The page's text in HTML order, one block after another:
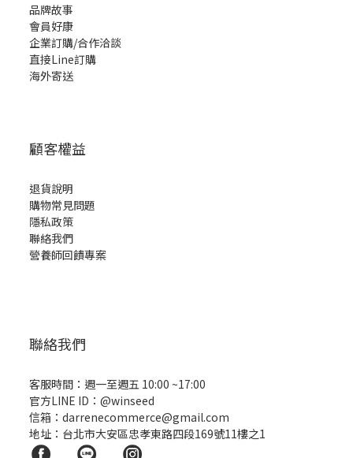
品牌故事
會員好康
企業訂購/合作洽談
直接Line訂購
海外寄送
顧客權益
退貨說明
購物常見問題
隱私政策
聯絡我們
營養師回饋專案
聯絡我們
客服時間：週一至週五 10:00 ~17:00
官方LINE ID： @winseed
信箱：darrenecommerce@gmail.com
地址：台北市大安區忠孝東路四段169號11樓之1